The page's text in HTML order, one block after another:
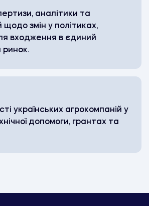
аналітики та
змін у політиках,
входження в єдиний
ринок.
українських агрокомпаній у
допомоги, грантах та